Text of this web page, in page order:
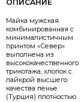
Майка мужская
комбинированная с
минималистичным
принтом «Север»
выполнена из
высококачественного
трикотажа, хлопок с
лайкрой высшего
качества пенье
(Турция) плотностью